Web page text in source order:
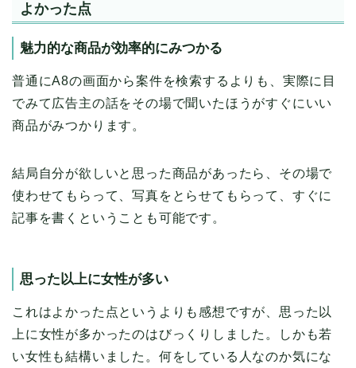
よかった点
魅力的な商品が効率的にみつかる
普通にA8の画面から案件を検索するよりも、実際に目
でみて広告主の話をその場で聞いたほうがすぐにいい
商品がみつかります。
結局自分が欲しいと思った商品があったら、その場で
使わせてもらって、写真をとらせてもらって、すぐに
記事を書くということも可能です。
思った以上に女性が多い
これはよかった点というよりも感想ですが、思った以
上に女性が多かったのはびっくりしました。しかも若
い女性も結構いました。何をしている人なのか気にな